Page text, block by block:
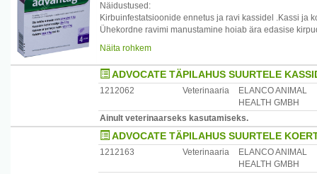
Näidustused:
Kirbuinfestatsioonide ennetus ja ravi kassidel .Kassi ja
Ühekordne ravimi manustamine hoiab ära edasise
allergy dermatitis) vastase ravistrateegia osana.
Näita rohkem
ADVOCATE TÄPILAHUS SUURTELE
1212062 Veterinaaria
ELANCO ANIMAL
HEALTH GMBH
Ainult veterinaarseks kasutamiseks.
ADVOCATE TÄPILAHUS SUURTELE
1212163 Veterinaaria
ELANCO ANIMAL
HEALTH GMBH